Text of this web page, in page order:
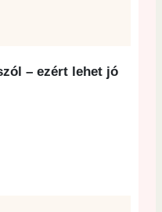
– ezért lehet jó